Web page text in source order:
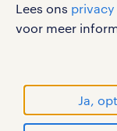
Lees ons
voor meer
Ja,
sitemap
RANDSTAD,